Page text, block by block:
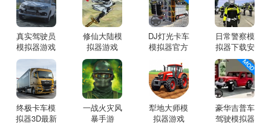
真实驾驶员
模拟器游戏
修仙大陆模
拟器游戏
DJ灯光卡车
模拟器官方
日常警察模
拟器下载安
装
终极卡车模
拟器3D最新
一战火灾风
暴手游
犁地大师模
拟器游戏
豪华吉普车
驾驶模拟器